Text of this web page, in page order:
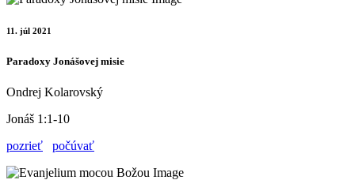
11. júl 2021
Paradoxy Jonášovej misie
Ondrej Kolarovský
Jonáš 1:1-10
pozrieť
počúvať